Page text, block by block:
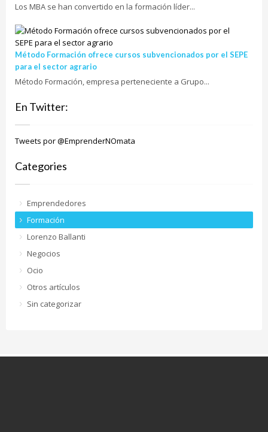
Los MBA se han convertido en la formación líder...
Método Formación ofrece cursos subvencionados por el SEPE
para el sector agrario
Método Formación, empresa perteneciente a Grupo...
En Twitter:
Tweets por @EmprenderNOmata
Categories
Emprendedores
Formación
Lorenzo Ballanti
Negocios
Ocio
Otros artículos
Sin categorizar